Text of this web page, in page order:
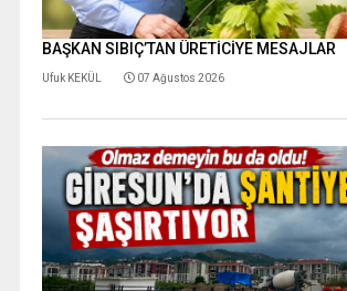
BAŞKAN SIBIÇ’TAN ÜRETİCİYE MESAJLAR
Ufuk KEKÜL 07 Ağustos 2026